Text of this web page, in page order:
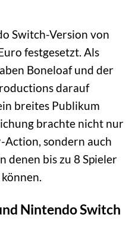
Switch-Version von
festgesetzt. Als
Boneloaf und der
darauf
breites Publikum
brachte nicht nur
sondern auch
denen bis zu 8 Spieler
Nintendo Switch